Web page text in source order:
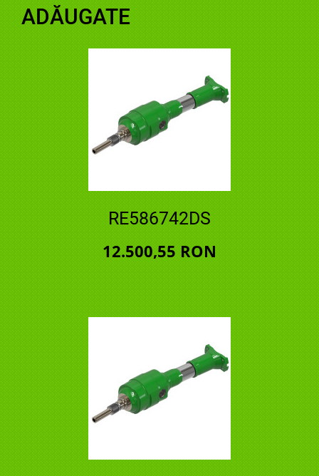
ADĂUGATE
RE586742DS
12.500,55 RON